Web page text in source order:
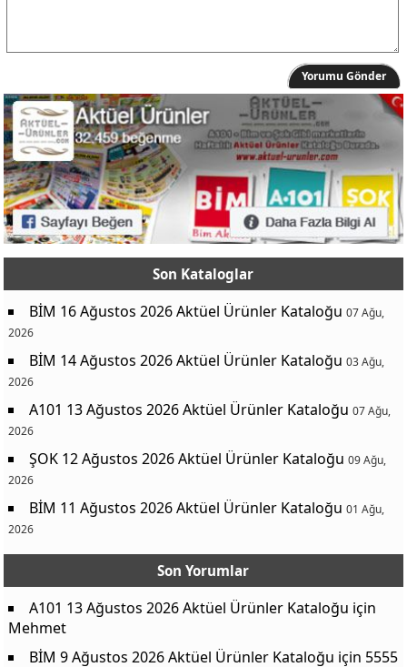
Yorumu Gönder
Son Kataloglar
BİM 16 Ağustos 2026 Aktüel Ürünler Kataloğu 07 Ağu,
2026
BİM 14 Ağustos 2026 Aktüel Ürünler Kataloğu 03 Ağu,
2026
A101 13 Ağustos 2026 Aktüel Ürünler Kataloğu 07 Ağu,
2026
ŞOK 12 Ağustos 2026 Aktüel Ürünler Kataloğu 09 Ağu,
2026
BİM 11 Ağustos 2026 Aktüel Ürünler Kataloğu 01 Ağu,
2026
Son Yorumlar
A101 13 Ağustos 2026 Aktüel Ürünler Kataloğu için
Mehmet
BİM 9 Ağustos 2026 Aktüel Ürünler Kataloğu için 5555